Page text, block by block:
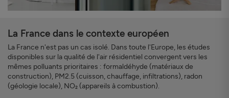
La France dans le contexte européen
La France n'est pas un cas isolé. Dans toute l'Europe, les études
disponibles sur la qualité de l'air résidentiel convergent vers les
mêmes polluants prioritaires : formaldéhyde (matériaux de
construction), PM2.5 (cuisson, chauffage, infiltrations), radon
(géologie locale), NO₂ (appareils à combustion).